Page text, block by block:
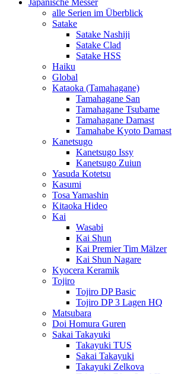
Japanische Messer
alle Serien im Überblick
Satake
Satake Nashiji
Satake Clad
Satake HSS
Haiku
Global
Kataoka (Tamahagane)
Tamahagane San
Tamahagane Tsubame
Tamahagane Damast
Tamahabe Kyoto Damast
Kanetsugo
Kanetsugo Issy
Kanetsugo Zuiun
Yasuda Kotetsu
Kasumi
Tosa Yamashin
Kitaoka Hideo
Kai
Wasabi
Kai Shun
Kai Premier Tim Mälzer
Kai Shun Nagare
Kyocera Keramik
Tojiro
Tojiro DP Basic
Tojiro DP 3 Lagen HQ
Matsubara
Doi Homura Guren
Sakai Takayuki
Takayuki TUS
Sakai Takayuki
Takayuki Zelkova